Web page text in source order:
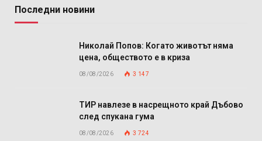
Последни новини
Николай Попов: Когато животът няма
цена, обществото е в криза
08/08/2026 3 147
ТИР навлезе в насрещното край Дъбово
след спукана гума
08/08/2026 3 724